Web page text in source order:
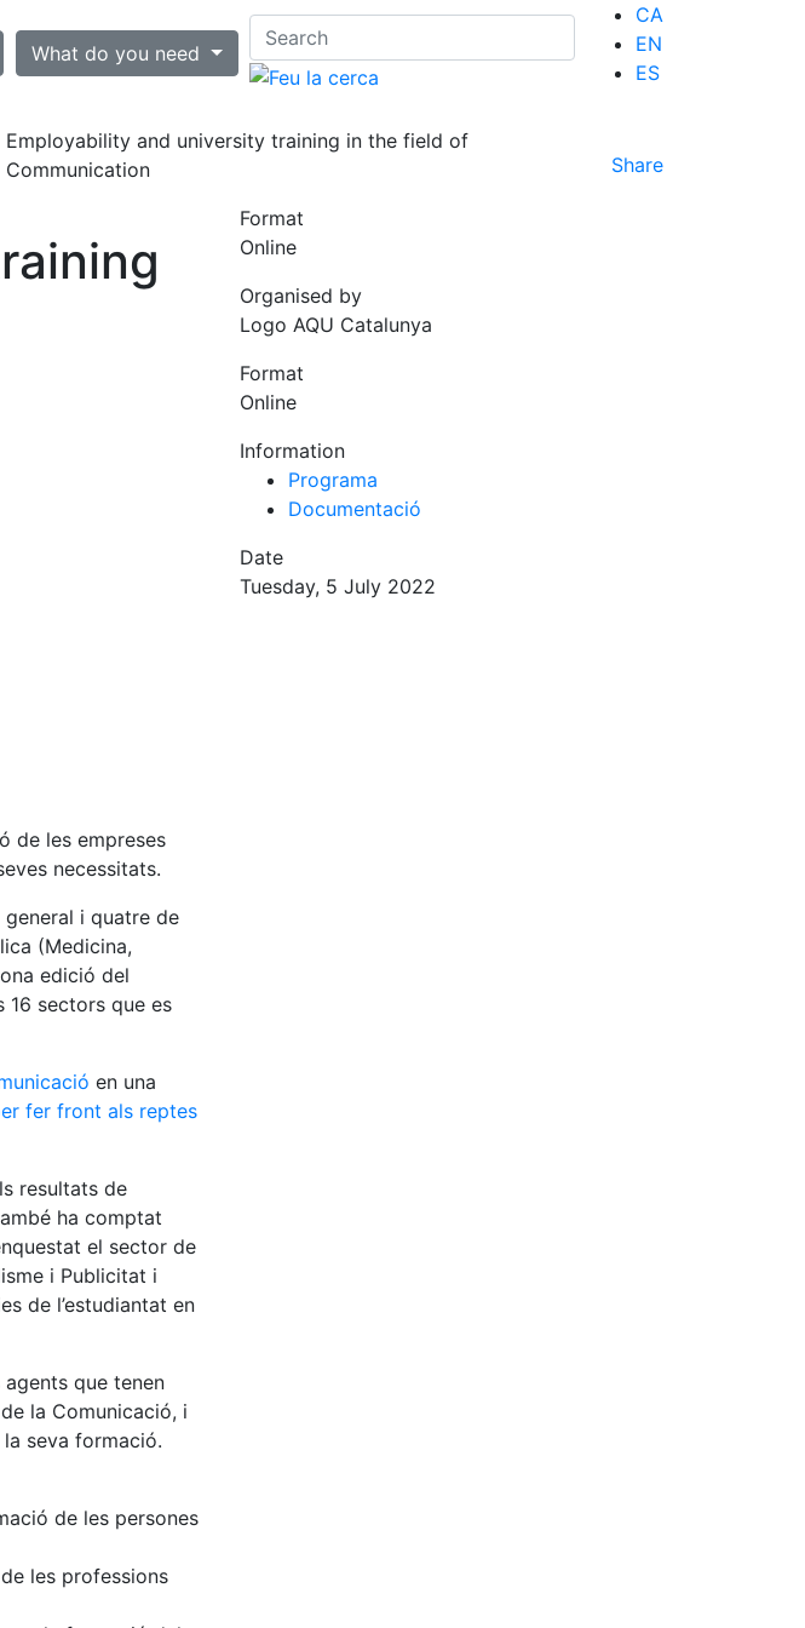
What do you need
CA
EN
ES
Employability and university training in the field of
Communication
Share
de les empreses
necessitats.
i quatre de
(Medicina,
edició del
16 sectors que es
en una
fer front als reptes
resultats de
ha comptat
el sector de
i Publicitat i
de l’estudiantat en
que tenen
la Comunicació, i
seva formació.
de les persones
les professions
Format
Online
Organised by
Logo AQU Catalunya
Format
Online
Information
Programa
Documentació
Date
Tuesday, 5 July 2022